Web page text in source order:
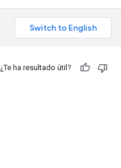
¿Te ha resultado útil?